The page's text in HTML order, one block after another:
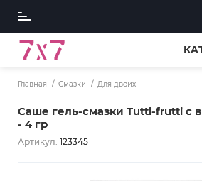
Главная Смазки Для двоих
Саше гель-смазки Tutti-frutti с
- 4 гр
Артикул: 123345